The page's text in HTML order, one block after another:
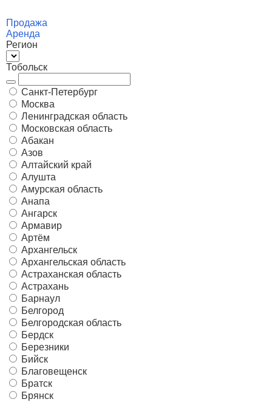
Продажа
Аренда
Регион
Тобольск
Санкт-Петербург
Москва
Ленинградская область
Московская область
Абакан
Азов
Алтайский край
Алушта
Амурская область
Анапа
Ангарск
Армавир
Артём
Архангельск
Архангельская область
Астраханская область
Астрахань
Барнаул
Белгород
Белгородская область
Бердск
Березники
Бийск
Благовещенск
Братск
Брянск